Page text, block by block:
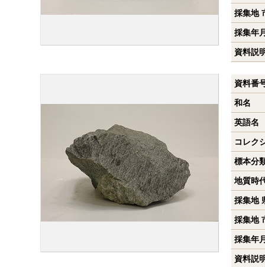
採集地
採集年
資料説
資料番
和名
英語名
コレク
標本分
地質時
採集地
採集地
採集年
資料説